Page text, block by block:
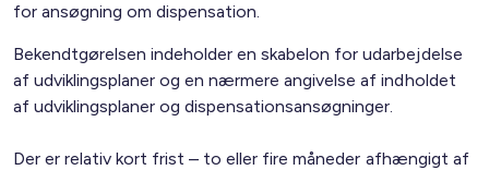
for ansøgning om dispensation.
Bekendtgørelsen indeholder en skabelon for udarbejdelse
af udviklingsplaner og en nærmere angivelse af indholdet
af udviklingsplaner og dispensationsansøgninger.
Der er relativ kort frist – to eller fire måneder afhængigt af